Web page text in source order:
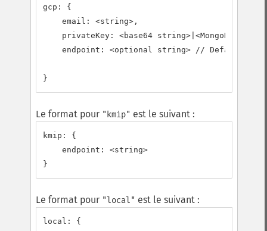
gcp: {
    email: <string>,
privateKey: <base64
endpoint: <optional string> // Defaults to
}
Le format pour "kmip" est le suivant :
kmip: {
    endpoint: <string>
}
Le format pour "local" est le suivant :
local: {